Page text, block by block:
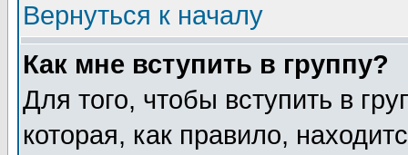
Вернуться к началу
Как мне вступить в группу?
Для того, чтобы вступить в
которая, как правило,